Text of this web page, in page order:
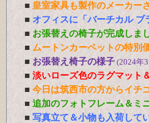
■ 皇室家具も製作のメーカー
■ オフィスに「バーチカル ブ
■ お張替えの椅子が完成しま
■ ムートンカーペットの特別
■ お張替え椅子の様子 (2024年
■ 淡いローズ色のラグマット
■ 今日は筑西市の方からイチ
■ 追加のフォトフレーム＆ミ
■ 写真立て＆小物も入荷して